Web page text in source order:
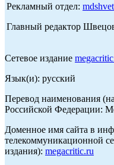
Рекламный отдел:
Главный редактор
Сетевое издание
Язык(и): русский
Перевод наименования
Российской Федерации:
Доменное имя сайта в
телекоммуникационной
издания): megacritic.ru